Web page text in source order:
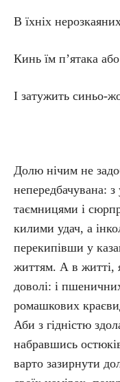
В їхніх
Кинь їм п’ятака
І затужить синьо-
Долю нічим не
непередбачувана: з
таємницями і
килими удач, а
перекипівши у
життям. А в житті,
доволі: і
ромашкових
Аби з гідністю
набравшись
варто зазирнути